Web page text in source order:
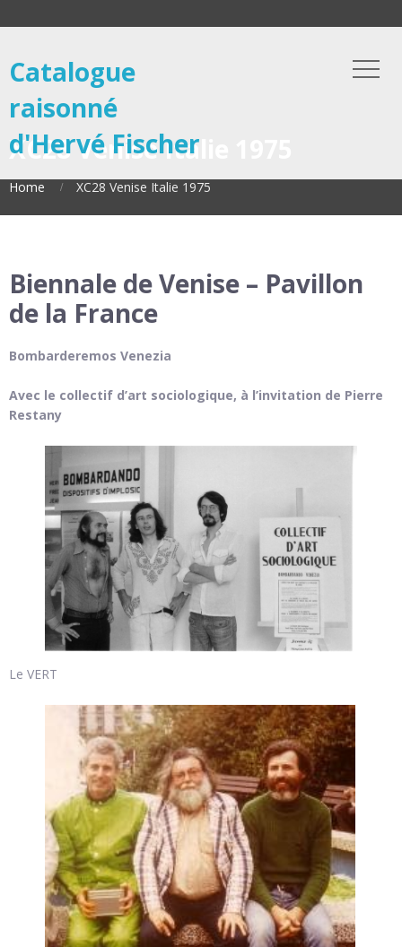
Catalogue
raisonné
d'Hervé Fischer
XC28 Venise Italie 1975
Home XC28 Venise Italie 1975
Biennale de Venise – Pavillon
de la France
Bombarderemos Venezia
Avec le collectif d’art sociologique, à l’invitation de Pierre
Restany
Le VERT